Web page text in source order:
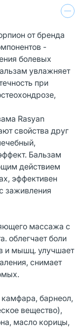
от бренда
-
болевых
увлажняет
при
Rasyan
свойства друг
Бальзам
действием
эффективен
заживления
массажа с
облегчает боли
и мышц. улучшает
снимает
барнеол,
вещество),
масло корицы,